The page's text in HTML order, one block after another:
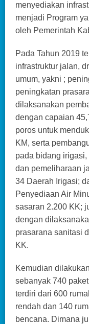
menyediakan
menjadi Program
oleh Pemerintah
Pada Tahun 2019
infrastruktur jalan,
umum, yakni ;
peningkatan
dilaksanakan
dengan capaian
poros untuk
KM, serta
pada bidang
dan pemeliharaan
34 Daerah Irigasi;
Penyediaan Air
sasaran 2.200 KK;
dengan
prasarana sanitasi
KK.
Kemudian
sebanyak 740
terdiri dari 600
rendah dan 140
bencana. Dimana